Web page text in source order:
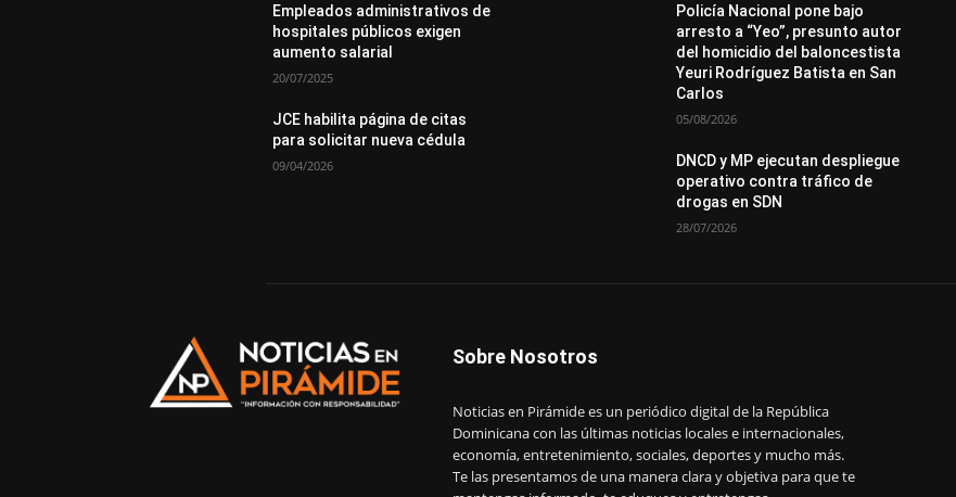
Empleados administrativos de
hospitales públicos exigen
aumento salarial
20/07/2025
JCE habilita página de citas
para solicitar nueva cédula
09/04/2026
Policía Nacional pone bajo
arresto a “Yeo”, presunto autor
del homicidio del baloncestista
Yeuri Rodríguez Batista en San
Carlos
05/08/2026
DNCD y MP ejecutan despliegue
operativo contra tráfico de
drogas en SDN
28/07/2026
Sobre Nosotros
Noticias en Pirámide es un periódico digital de la República
Dominicana con las últimas noticias locales e internacionales,
economía, entretenimiento, sociales, deportes y mucho más.
Te las presentamos de una manera clara y objetiva para que te